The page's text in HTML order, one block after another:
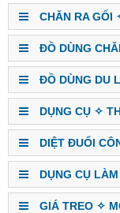
CHĂN RA GỐI
ĐỒ DÙNG
ĐỒ DÙNG DU
DỤNG CỤ ✧
DIỆT ĐUỔI
DỤNG CỤ
GIÁ TREO ✧